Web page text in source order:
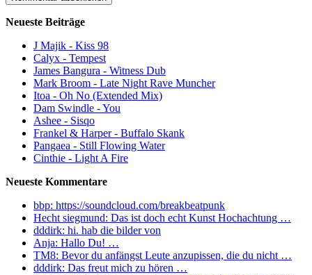
Neueste Beiträge
J Majik - Kiss 98
Calyx - Tempest
James Bangura - Witness Dub
Mark Broom - Late Night Rave Muncher
Itoa - Oh No (Extended Mix)
Dam Swindle - You
Ashee - Sisqo
Frankel & Harper - Buffalo Skank
Pangaea - Still Flowing Water
Cinthie - Light A Fire
Neueste Kommentare
bbp: https://soundcloud.com/breakbeatpunk
Hecht siegmund: Das ist doch echt Kunst Hochachtung …
dddirk: hi. hab die bilder von
Anja: Hallo Du! …
TM8: Bevor du anfängst Leute anzupissen, die du nicht …
dddirk: Das freut mich zu hören …